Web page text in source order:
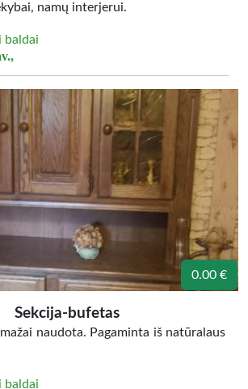
namų interjerui.
baldai
0.00 €
Sekcija-bufetas
naudota. Pagaminta iš natūralaus
baldai